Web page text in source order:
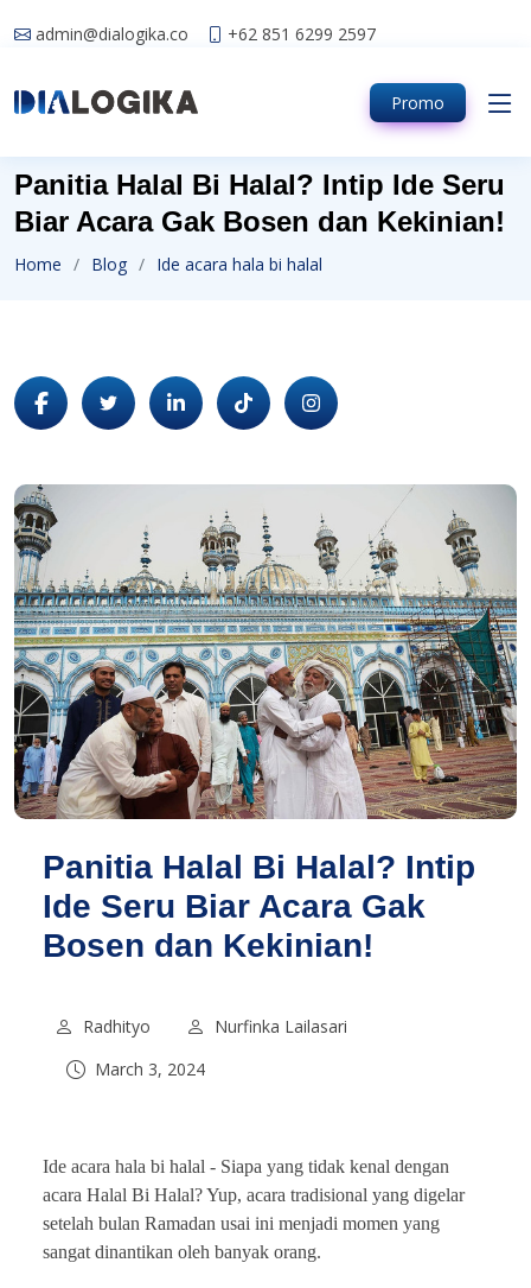
admin@dialogika.co +62 851 6299 2597
Promo
Panitia Halal Bi Halal? Intip Ide Seru
Biar Acara Gak Bosen dan Kekinian!
Home Blog Ide acara hala bi halal
Panitia Halal Bi Halal? Intip
Ide Seru Biar Acara Gak
Bosen dan Kekinian!
Radhityo
Nurfinka Lailasari
March 3, 2024
Ide acara hala bi halal - Siapa yang tidak kenal dengan
acara Halal Bi Halal? Yup, acara tradisional yang digelar
setelah bulan Ramadan usai ini menjadi momen yang
sangat dinantikan oleh banyak orang.